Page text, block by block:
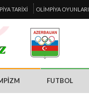
TARIXI OLIMPIYA OYUNLARI
FUTBOL